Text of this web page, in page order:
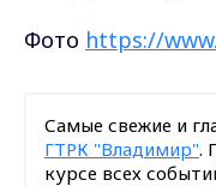
Фото https://
Самые свежие и
ГТРК "Владимир".
курсе всех